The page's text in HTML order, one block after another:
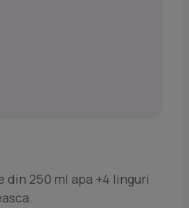
250 ml apa +4 linguri